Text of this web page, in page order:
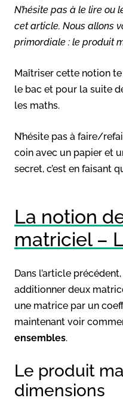
N’hésite pas à le lire ou
cet article. Nous allons
primordiale : le produit
Maîtriser cette notion te
le bac et pour la suite
les maths.
N’hésite pas à faire/
coin avec un papier et
secret, c’est en faisant
La notion
matriciel –
Dans l’article
additionner deux
une matrice par un
maintenant voir
ensembles.
Le produit
dimensions